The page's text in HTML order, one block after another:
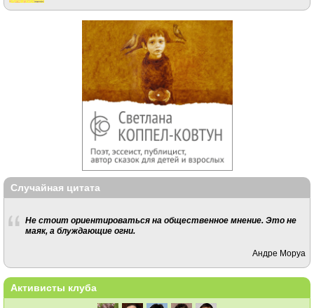
Случайная цитата
Не стоит ориентироваться на общественное мнение. Это не
маяк, а блуждающие огни.
Андре Моруа
Активисты клуба